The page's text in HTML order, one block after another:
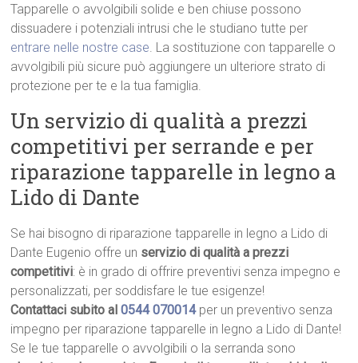
Tapparelle o avvolgibili solide e ben chiuse possono
dissuadere i potenziali intrusi che le studiano tutte per
entrare nelle nostre case. La sostituzione con tapparelle o
avvolgibili più sicure può aggiungere un ulteriore strato di
protezione per te e la tua famiglia.
Un servizio di qualità a prezzi
competitivi per serrande e per
riparazione tapparelle in legno a
Lido di Dante
Se hai bisogno di riparazione tapparelle in legno a Lido di
Dante Eugenio offre un servizio di qualità a prezzi
competitivi: è in grado di offrire preventivi senza impegno e
personalizzati, per soddisfare le tue esigenze!
Contattaci subito al0544 070014 per un preventivo senza
impegno per riparazione tapparelle in legno a Lido di Dante!
Se le tue tapparelle o avvolgibili o la serranda sono